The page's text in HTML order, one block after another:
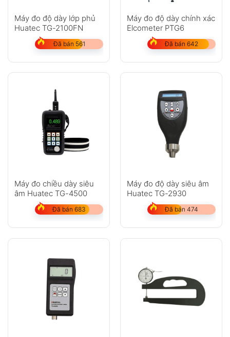
Máy đo độ dày lớp phủ
Huatec TG-2100FN
Đã bán 561
Máy đo độ dày chính xác
Elcometer PTG6
Đã bán 642
Máy đo chiều dày siêu
âm Huatec TG-4500
Đã bán 683
Máy đo độ dày siêu âm
Huatec TG-2930
Đã bán 474